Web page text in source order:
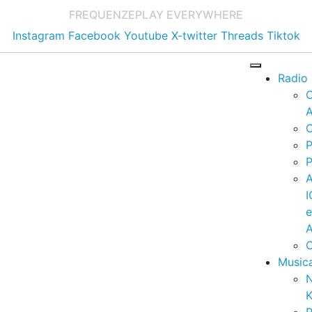
FREQUENZEPLAY EVERYWHERE
Instagram Facebook Youtube X-twitter Threads Tiktok
Radio
e